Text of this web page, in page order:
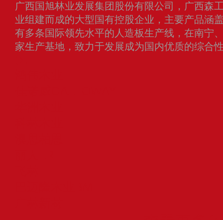
广西国旭林业发展集团股份有限公司，广西森
业组建而成的大型国有控股企业，主要产品涵
有多条国际领先水平的人造板生产线，在南宁
家生产基地，致力于发展成为国内优质的综合